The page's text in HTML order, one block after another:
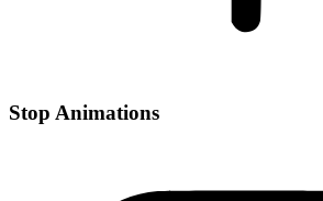
Stop Animations